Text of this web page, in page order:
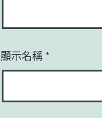
顯示名稱 *